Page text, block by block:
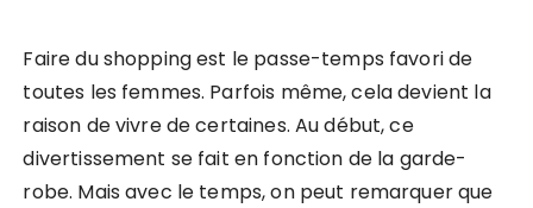
Faire du shopping est le passe-temps favori de
toutes les femmes. Parfois même, cela devient la
raison de vivre de certaines. Au début, ce
divertissement se fait en fonction de la garde-
robe. Mais avec le temps, on peut remarquer que